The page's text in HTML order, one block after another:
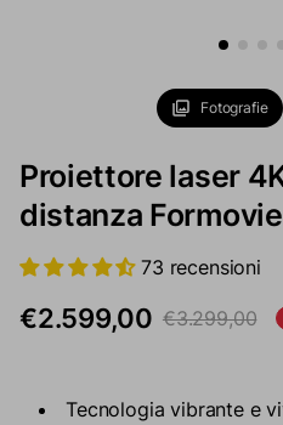
Fotografie
Proiettore laser
distanza
73 recensioni
Prezzo di vendita
€2.599,00 Prezzo
€3.299,00
Tecnologia vibrante e